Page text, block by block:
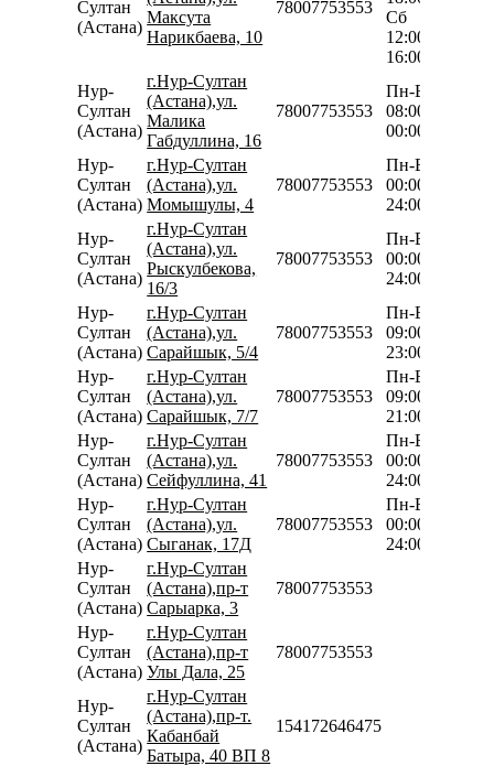
Султан
(Астана)
Максута
Нарикбаева, 10
78007753553
Сб
12:00-
16:00
Нур-
Султан
(Астана)
г.Нур-Султан
(Астана),ул.
Малика
Габдуллина, 16
78007753553
Пн-Вс
08:00-
00:00
Нур-
Султан
(Астана)
г.Нур-Султан
(Астана),ул.
Момышулы, 4
78007753553
Пн-Вс
00:00-
24:00
Нур-
Султан
(Астана)
г.Нур-Султан
(Астана),ул.
Рыскулбекова,
16/3
78007753553
Пн-Вс
00:00-
24:00
Нур-
Султан
(Астана)
г.Нур-Султан
(Астана),ул.
Сарайшык, 5/4
78007753553
Пн-Вс
09:00-
23:00
Нур-
Султан
(Астана)
г.Нур-Султан
(Астана),ул.
Сарайшык, 7/7
78007753553
Пн-Вс
09:00-
21:00
Нур-
Султан
(Астана)
г.Нур-Султан
(Астана),ул.
Сейфуллина, 41
78007753553
Пн-Вс
00:00-
24:00
Нур-
Султан
(Астана)
г.Нур-Султан
(Астана),ул.
Сыганак, 17Д
78007753553
Пн-Вс
00:00-
24:00
Нур-
Султан
(Астана)
г.Нур-Султан
(Астана),пр-т
Сарыарка, 3
78007753553
Нур-
Султан
(Астана)
г.Нур-Султан
(Астана),пр-т
Улы Дала, 25
78007753553
Нур-
Султан
(Астана)
г.Нур-Султан
(Астана),пр-т.
Кабанбай
Батыра, 40 ВП 8
154172646475